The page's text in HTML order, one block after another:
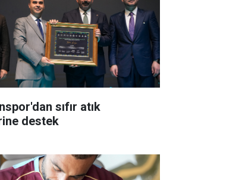
sıfır atık
destek